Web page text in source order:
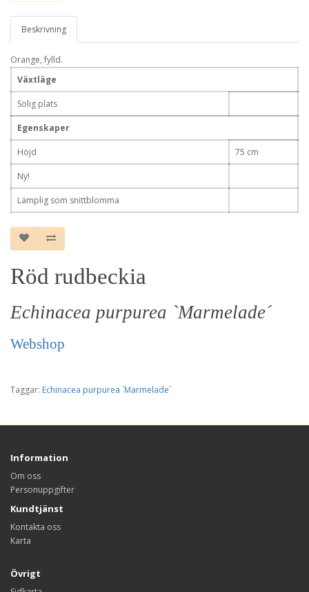
Beskrivning
Orange, fylld.
Växtläge
Solig plats
Egenskaper
Höjd 75 cm
Ny!
Lämplig som snittblomma
Röd rudbeckia
Echinacea purpurea `Marmelade´
Webshop
Taggar: Echinacea purpurea `Marmelade´
Information
Om oss
Personuppgifter
Kundtjänst
Kontakta oss
Karta
Övrigt